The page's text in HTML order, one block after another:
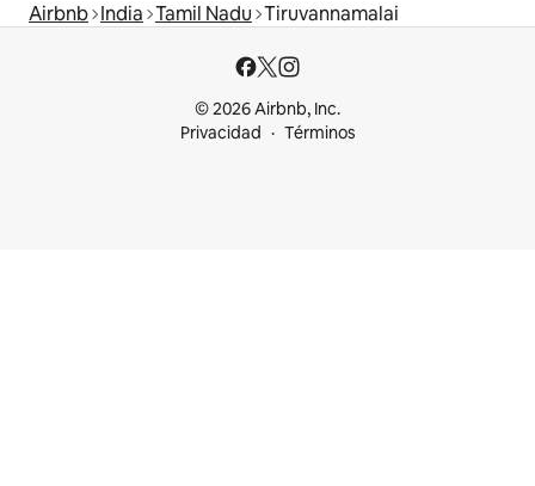
Airbnb India Tamil Nadu Tiruvannamalai
© 2026 Airbnb, Inc.
Privacidad
Términos